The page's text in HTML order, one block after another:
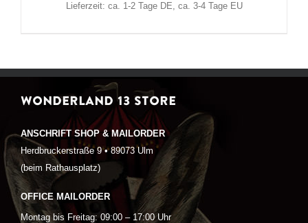
Lieferzeit: ca. 1-2 Tage DE, ca. 3-4 Tage EU
WONDERLAND 13 STORE
ANSCHRIFT SHOP & MAILORDER
Herdbruckerstraße 9 • 89073 Ulm
(beim Rathausplatz)
OFFICE MAILORDER
Montag bis Freitag: 09:00 – 17:00 Uhr